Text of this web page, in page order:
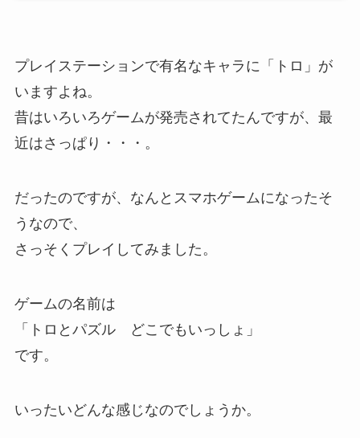
プレイステーションで有名なキャラに「トロ」が
いますよね。
昔はいろいろゲームが発売されてたんですが、最
近はさっぱり・・・。
だったのですが、なんとスマホゲームになったそ
うなので、
さっそくプレイしてみました。
ゲームの名前は
「 トロとパズル どこでもいっしょ 」
です。
いったいどんな感じなのでしょうか。